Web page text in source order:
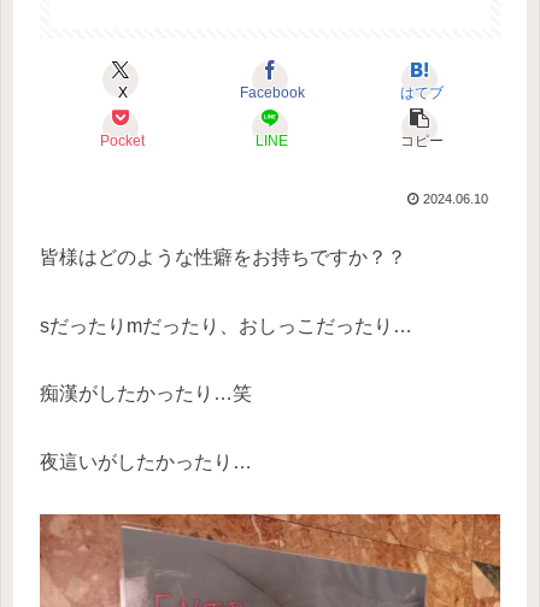
X Facebook はてブ
Pocket LINE コピー
2024.06.10
皆様はどのような性癖をお持ちですか？？
sだったりmだったり、おしっこだったり…
痴漢がしたかったり…笑
夜這いがしたかったり…